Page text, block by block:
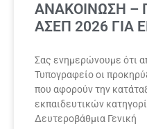
ΑΝΑΚΟΙΝΩΣΗ –
ΑΣΕΠ 2026 ΓΙΑ
Σας ενημερώνουμε ότι
Τυπογραφείο οι
που αφορούν την
εκπαιδευτικών
Δευτεροβάθμια Γενική